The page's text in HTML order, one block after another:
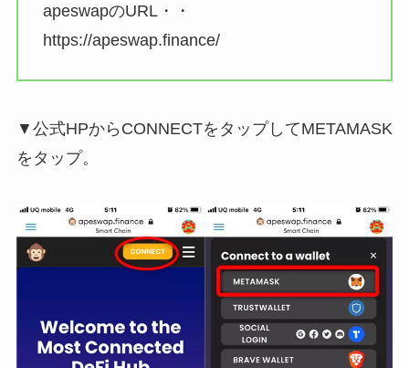
apeswapのURL・・
https://apeswap.finance/
▼公式HPからCONNECTをタップしてMETAMASK
をタップ。